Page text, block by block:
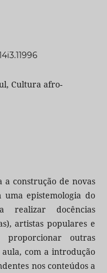
Cultura afro-
a construção de novas
uma epistemologia do
realizar docências
artistas populares e
outras
com a introdução
nos conteúdos a